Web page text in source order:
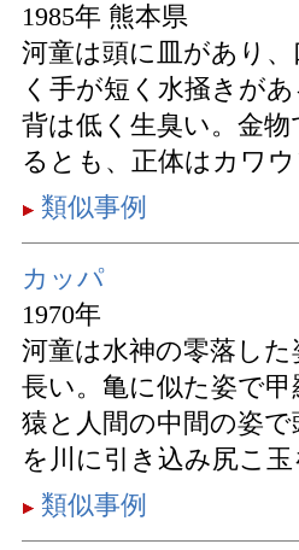
1985年 熊本県
河童は頭に皿があり
く手が短く水掻きが
背は低く生臭い。金
るとも、正体はカワ
類似事例
カッパ
1970年
河童は水神の零落し
長い。亀に似た姿で
猿と人間の中間の姿
を川に引き込み尻こ
類似事例